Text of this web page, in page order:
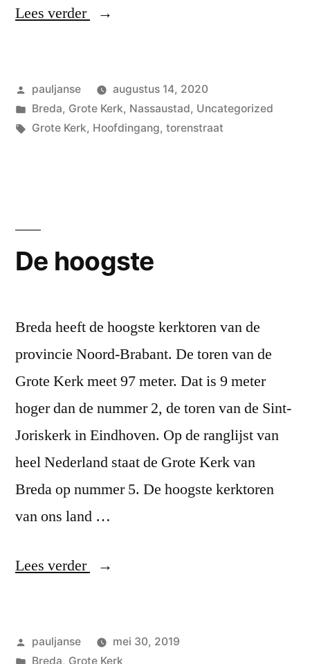
Lees verder “Entrée!”
Geplaatst
door
pauljanse
augustus 14, 2020
Geplaatst
in
Breda, Grote Kerk, Nassaustad, Uncategorized
Tags:
Grote Kerk, Hoofdingang, torenstraat
De hoogste
Breda heeft de hoogste kerktoren van de
provincie Noord-Brabant. De toren van de
Grote Kerk meet 97 meter. Dat is 9 meter
hoger dan de nummer 2, de toren van de Sint-
Joriskerk in Eindhoven. Op de ranglijst van
heel Nederland staat de Grote Kerk van
Breda op nummer 5. De hoogste kerktoren
van ons land …
Lees verder
“De
Geplaatst
door
pauljanse
mei 30, 2019
Geplaatst
Breda, Grote Kerk